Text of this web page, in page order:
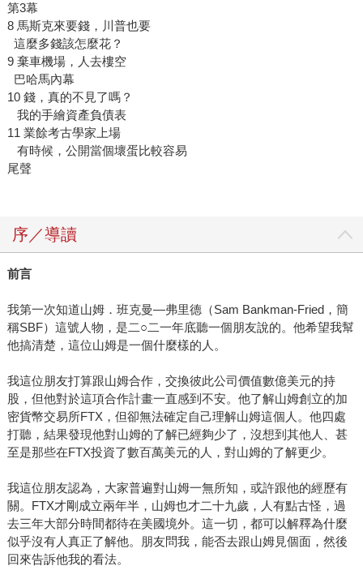
第3幕
8 馬斯克來要錢，川普也要
這麼多錢該怎麼花？
9 棄車機場，人去樓空
巴哈馬內幕
10 錢，真的不見了嗎？
我的手繪資產負債表
11 業餘考古學家上場
有時候，公開當個壞蛋比較容易
尾聲
序／導讀
前言
我第一次知道山姆．班克曼—弗里德（Sam Bankman-Fried，簡
稱SBF）這號人物，是二○二一年底聽一個朋友說的。他希望我幫
他搞清楚，這位山姆是一個什麼樣的人。
我這位朋友打算跟山姆合作，交換彼此公司價值數億美元的持
股，但他對於這項合作計畫一直感到不安。他了解山姆創立的加
密貨幣交易所FTX，但卻無法確定自己理解山姆這個人。他四處
打聽，結果發現他對山姆的了解已經夠少了，沒想到其他人、甚
至是那些在FTX投資了數百萬美元的人，對山姆的了解更少。
我這位朋友認為，大家普遍對山姆一無所知，或許跟他的經歷有
關。FTX才剛成立兩年半，山姆也才二十九歲，人有點古怪，過
去三年大部分時間都待在美國境外。這一切，都可以解釋為什麼
似乎沒有人真正了解他。朋友問我，能否去跟山姆見個面，然後
回來告訴他我的看法。